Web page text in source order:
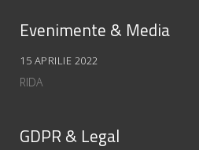
Evenimente & Media
15 APRILIE 2022
RIDA
GDPR & Legal